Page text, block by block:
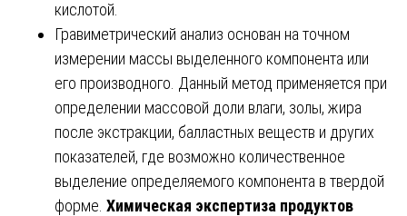
кислотой.
Гравиметрический анализ основан на точном
измерении массы выделенного компонента или
его производного. Данный метод применяется при
определении массовой доли влаги, золы, жира
после экстракции, балластных веществ и других
показателей, где возможно количественное
выделение определяемого компонента в твердой
форме. Химическая экспертиза продуктов